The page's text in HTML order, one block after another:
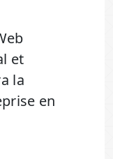
et
la
en